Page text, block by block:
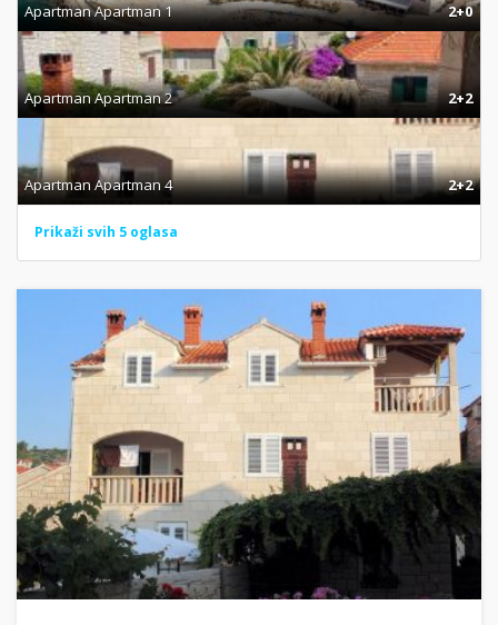
Apartman Apartman 1 2+0
Apartman Apartman 2 2+2
Apartman Apartman 4 2+2
Prikaži svih 5 oglasa